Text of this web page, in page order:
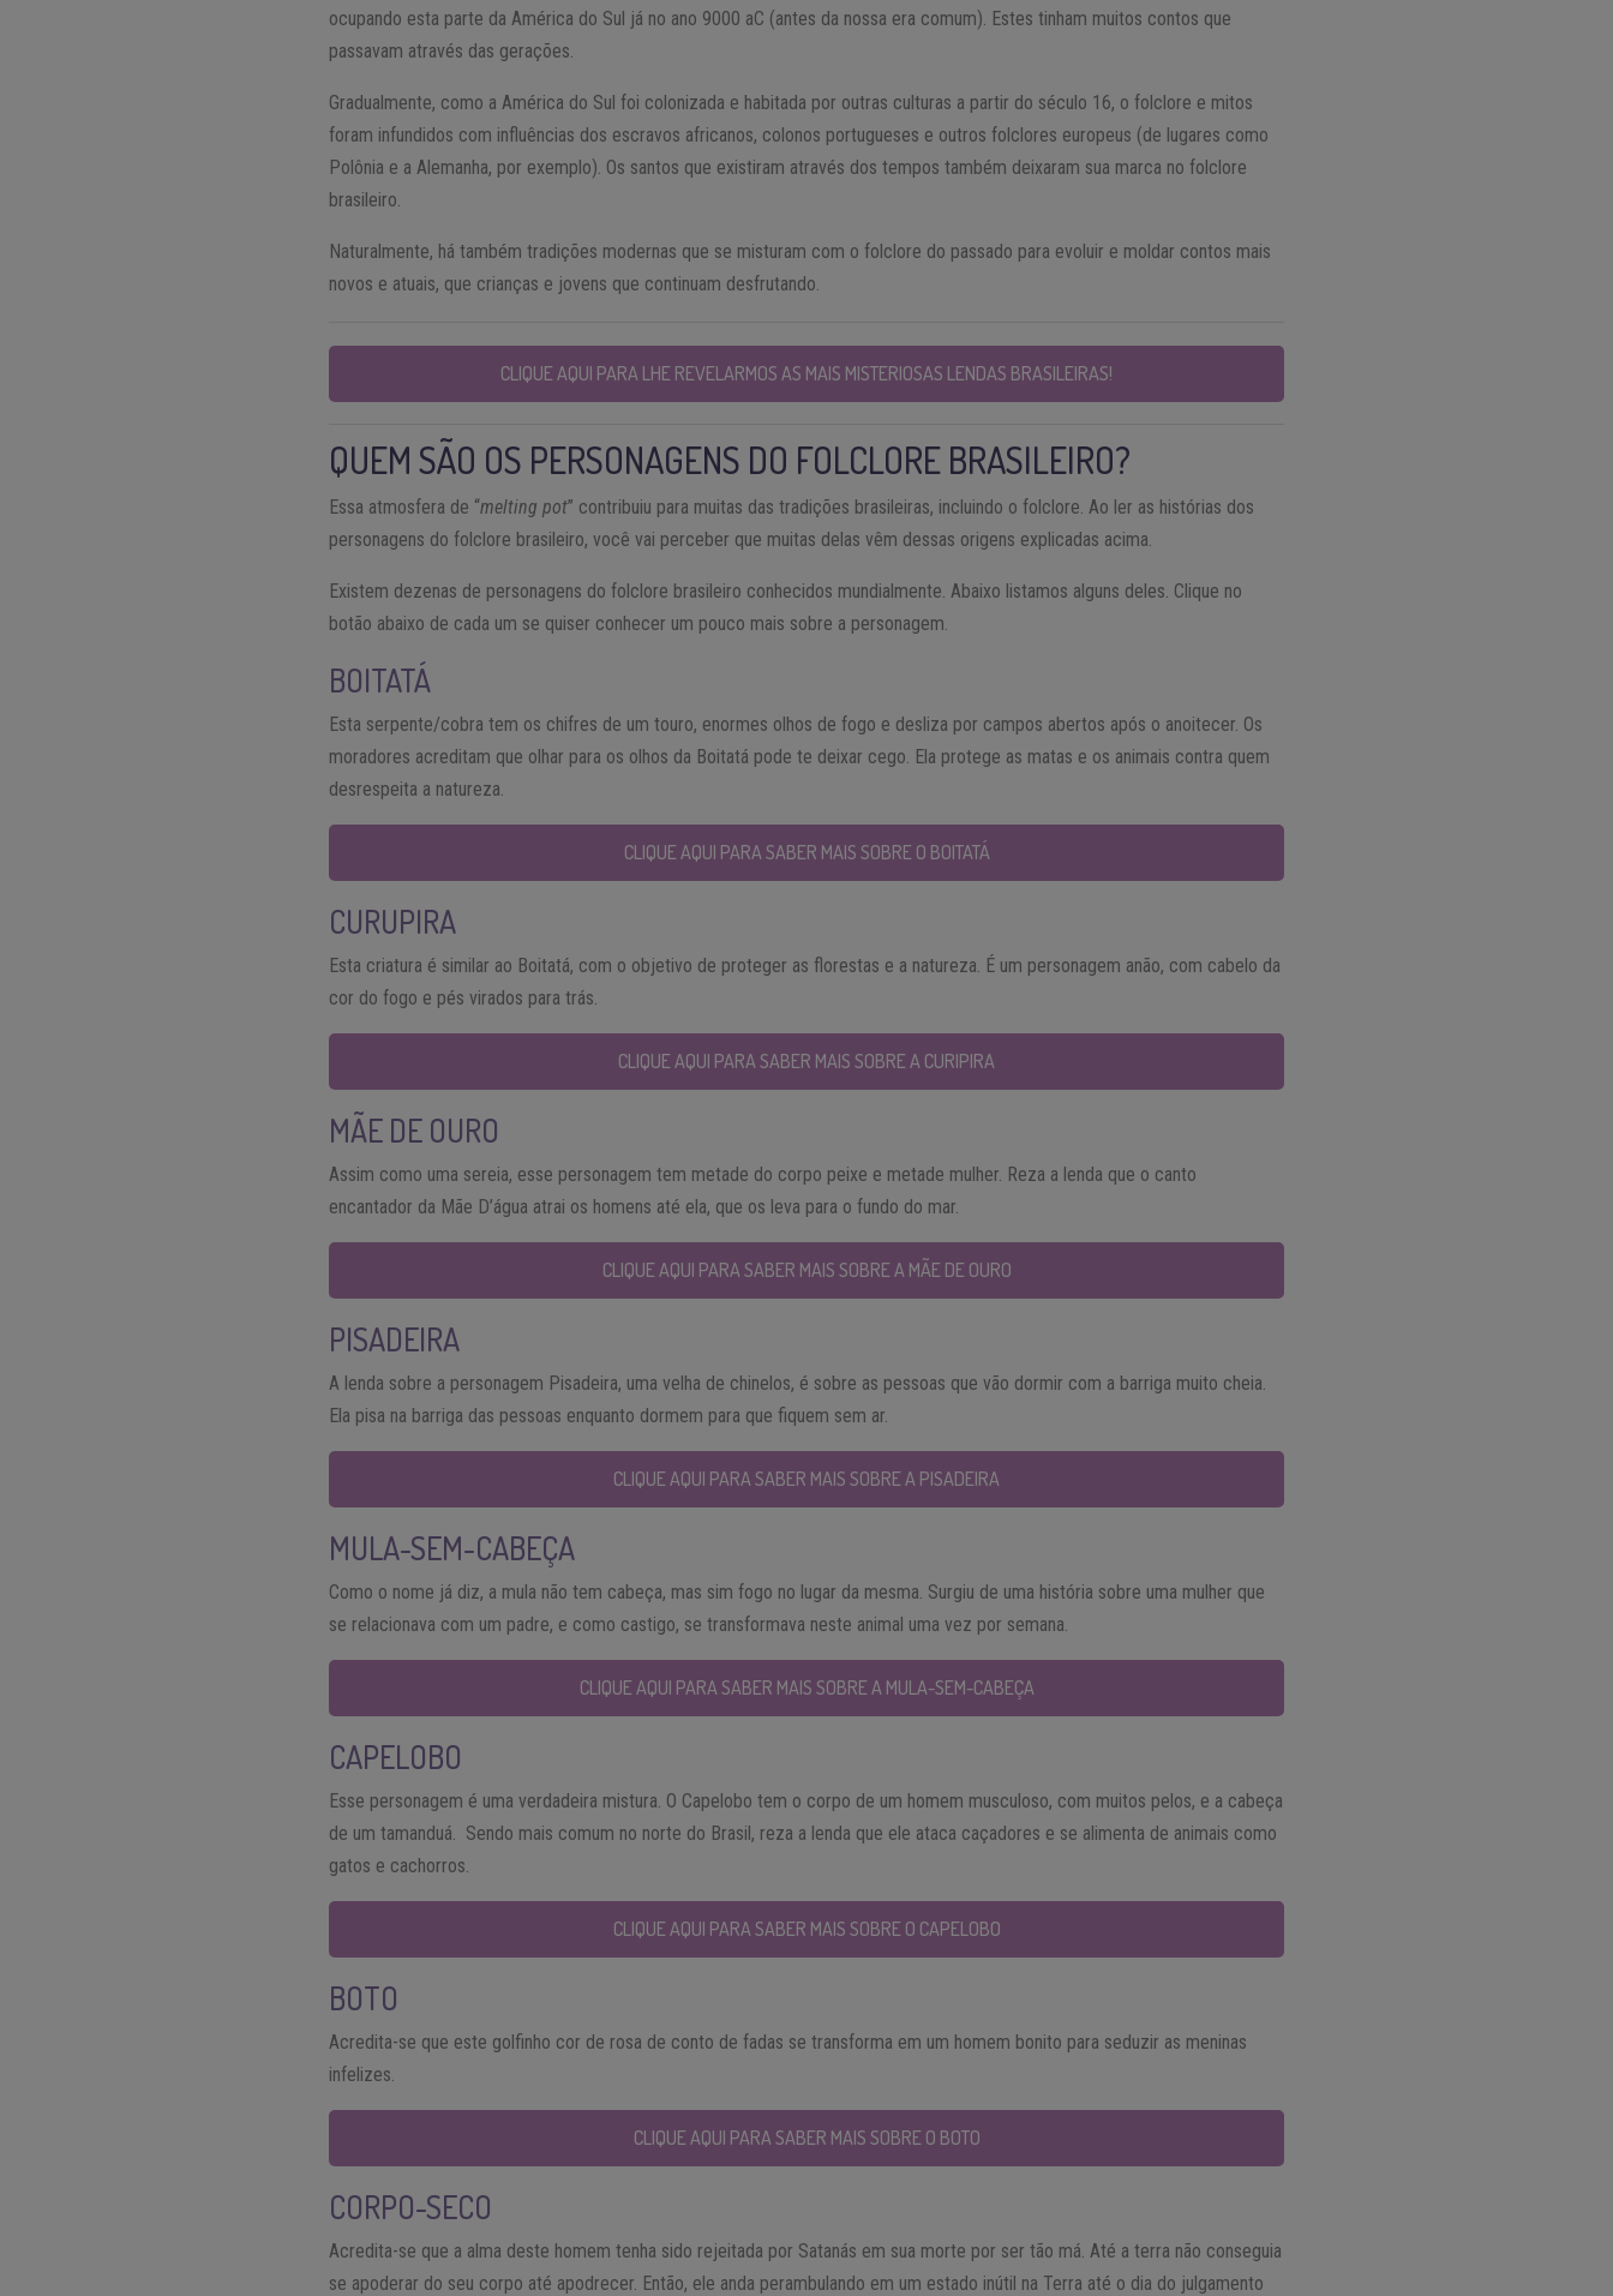
ocupando esta parte da América do Sul já no ano 9000 aC (antes da nossa era comum). Estes tinham muitos contos que
passavam através das gerações.
Gradualmente, como a América do Sul foi colonizada e habitada por outras culturas a partir do século 16, o folclore e mitos
foram infundidos com influências dos escravos africanos, colonos portugueses e outros folclores europeus (de lugares como
Polônia e a Alemanha, por exemplo). Os santos que existiram através dos tempos também deixaram sua marca no folclore
brasileiro.
Naturalmente, há também tradições modernas que se misturam com o folclore do passado para evoluir e moldar contos mais
novos e atuais, que crianças e jovens que continuam desfrutando.
CLIQUE AQUI PARA LHE REVELARMOS AS MAIS MISTERIOSAS LENDAS BRASILEIRAS!
QUEM SÃO OS PERSONAGENS DO FOLCLORE BRASILEIRO?
Essa atmosfera de “melting pot” contribuiu para muitas das tradições brasileiras, incluindo o folclore. Ao ler as histórias dos
personagens do folclore brasileiro, você vai perceber que muitas delas vêm dessas origens explicadas acima.
Existem dezenas de personagens do folclore brasileiro conhecidos mundialmente. Abaixo listamos alguns deles. Clique no
botão abaixo de cada um se quiser conhecer um pouco mais sobre a personagem.
BOITATÁ
Esta serpente/cobra tem os chifres de um touro, enormes olhos de fogo e desliza por campos abertos após o anoitecer. Os
moradores acreditam que olhar para os olhos da Boitatá pode te deixar cego. Ela protege as matas e os animais contra quem
desrespeita a natureza.
CLIQUE AQUI PARA SABER MAIS SOBRE O BOITATÁ
CURUPIRA
Esta criatura é similar ao Boitatá, com o objetivo de proteger as florestas e a natureza. É um personagem anão, com cabelo da
cor do fogo e pés virados para trás.
CLIQUE AQUI PARA SABER MAIS SOBRE A CURIPIRA
MÃE DE OURO
Assim como uma sereia, esse personagem tem metade do corpo peixe e metade mulher. Reza a lenda que o canto
encantador da Mãe D’água atrai os homens até ela, que os leva para o fundo do mar.
CLIQUE AQUI PARA SABER MAIS SOBRE A MÃE DE OURO
PISADEIRA
A lenda sobre a personagem Pisadeira, uma velha de chinelos, é sobre as pessoas que vão dormir com a barriga muito cheia.
Ela pisa na barriga das pessoas enquanto dormem para que fiquem sem ar.
CLIQUE AQUI PARA SABER MAIS SOBRE A PISADEIRA
MULA-SEM-CABEÇA
Como o nome já diz, a mula não tem cabeça, mas sim fogo no lugar da mesma. Surgiu de uma história sobre uma mulher que
se relacionava com um padre, e como castigo, se transformava neste animal uma vez por semana.
CLIQUE AQUI PARA SABER MAIS SOBRE A MULA-SEM-CABEÇA
CAPELOBO
Esse personagem é uma verdadeira mistura. O Capelobo tem o corpo de um homem musculoso, com muitos pelos, e a cabeça
de um tamanduá. Sendo mais comum no norte do Brasil, reza a lenda que ele ataca caçadores e se alimenta de animais como
gatos e cachorros.
CLIQUE AQUI PARA SABER MAIS SOBRE O CAPELOBO
BOTO
Acredita-se que este golfinho cor de rosa de conto de fadas se transforma em um homem bonito para seduzir as meninas
infelizes.
CLIQUE AQUI PARA SABER MAIS SOBRE O BOTO
CORPO-SECO
Acredita-se que a alma deste homem tenha sido rejeitada por Satanás em sua morte por ser tão má. Até a terra não conseguia
se apoderar do seu corpo até apodrecer. Então, ele anda perambulando em um estado inútil na Terra até o dia do julgamento